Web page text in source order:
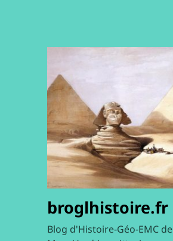
broglhistoire.fr
Blog d'Histoire-Géo-EMC de